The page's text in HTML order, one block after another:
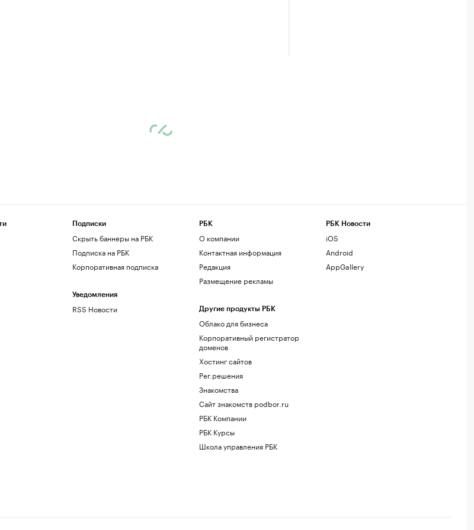
Подписки
Скрыть баннеры на РБК
Подписка на РБК
Корпоративная подписка
Уведомления
RSS Новости
РБК
О компании
Контактная информация
Редакция
Размещение рекламы
Другие продукты РБК
Облако для бизнеса
Корпоративный регистратор
доменов
Хостинг сайтов
Рег.решения
Знакомства
Сайт знакомств podbor.ru
РБК Компании
РБК Курсы
Школа управления РБК
РБК Новости
iOS
Android
AppGallery